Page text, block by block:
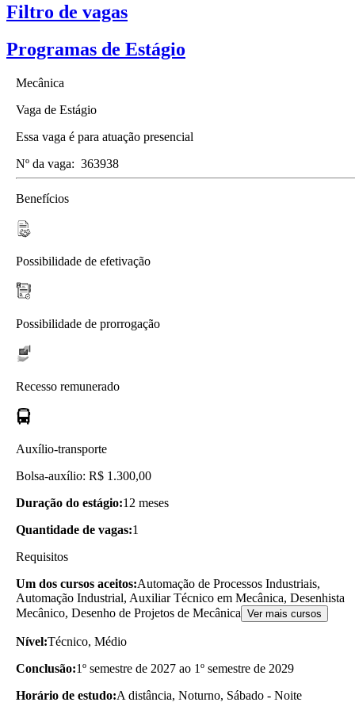
Filtro de vagas
Programas de Estágio
Mecânica
Vaga de Estágio
Essa vaga é para atuação presencial
Nº da vaga: 363938
Benefícios
Possibilidade de efetivação
Possibilidade de prorrogação
Recesso remunerado
Auxílio-transporte
Bolsa-auxílio: R$ 1.300,00
Duração do estágio:12 meses
Quantidade de vagas:1
Requisitos
Um dos cursos aceitos:Automação de Processos Industriais,
Automação Industrial, Auxiliar Técnico em Mecânica, Desenhista
Mecânico, Desenho de Projetos de Mecânica Ver mais cursos
Nível:Técnico, Médio
Conclusão:1º semestre de 2027 ao 1º semestre de 2029
Horário de estudo:A distância, Noturno, Sábado - Noite